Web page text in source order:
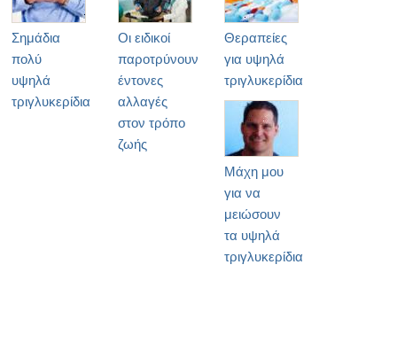
Σημάδια
πολύ
υψηλά
τριγλυκερίδια
Οι ειδικοί
παροτρύνουν
έντονες
αλλαγές
στον τρόπο
ζωής
Θεραπείες
για υψηλά
τριγλυκερίδια
Μάχη μου
για να
μειώσουν
τα υψηλά
τριγλυκερίδια